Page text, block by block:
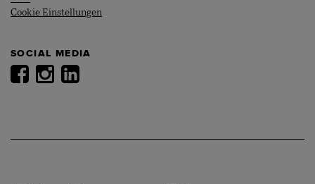
Cookie Einstellungen
SOCIAL MEDIA